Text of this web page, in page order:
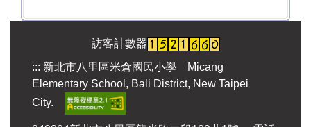
訪客計數器
::: 新北市八里區米倉國民小學 Micang
Elementary School, Bali District, New Taipei
City.